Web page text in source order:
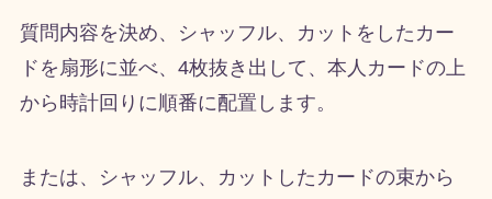
質問内容を決め、シャッフル、カットをしたカー
ドを扇形に並べ、4枚抜き出して、本人カードの上
から時計回りに順番に配置します。
または、シャッフル、カットしたカードの束から